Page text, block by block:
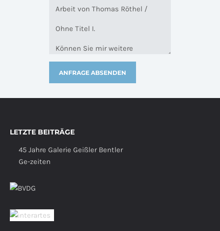
LETZTE BEITRÄGE
45 Jahre Galerie Geißler Bentler
Ge-zeiten